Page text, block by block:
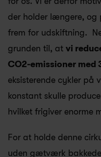
der holder længere, og
frem for udskiftning.
grunden til, at vi
CO2-emissioner med
eksisterende cykler på
konstant skulle
hvilket frigiver enorme
For at holde denne
uden gætværk